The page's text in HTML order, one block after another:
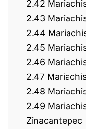
2.42
2.43
2.44
2.45
2.46
2.47
2.48
2.49
Zinacantepec